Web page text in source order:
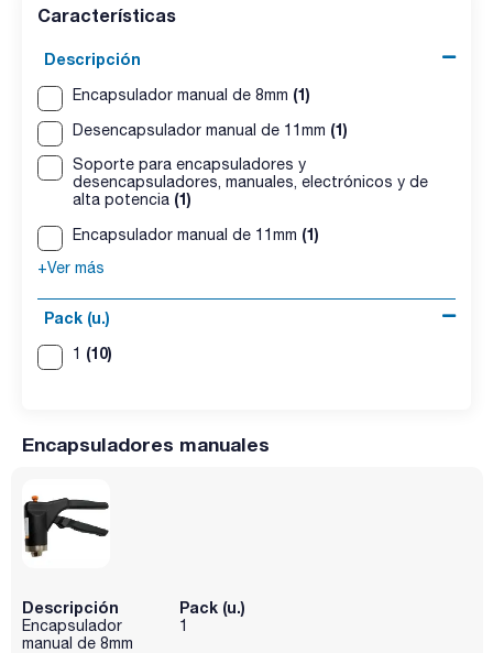
Características
Descripción
Encapsulador manual de 8mm (1)
Desencapsulador manual de 11mm (1)
Soporte para encapsuladores y
desencapsuladores, manuales, electrónicos y de
alta potencia (1)
Encapsulador manual de 11mm (1)
+Ver más
Pack (u.)
1 (10)
Encapsuladores manuales
Descripción
Encapsulador
manual de 8mm
Pack (u.)
1